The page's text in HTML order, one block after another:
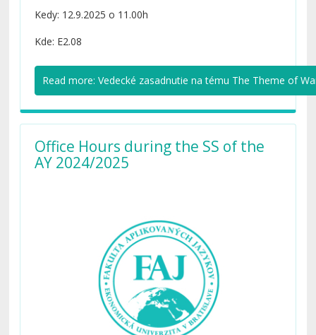
Patterns.
Kedy: 12.9.2025 o 11.00h
Kde: E2.08
Read more: Vedecké zasadnutie na tému The Theme of
Office Hours during the SS of the
AY 2024/2025